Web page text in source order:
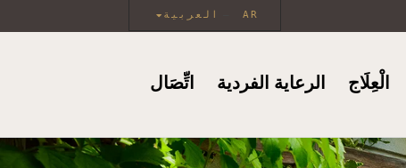
العربية AR
الْعِلَاج الرعاية الفردية اتِّصَال